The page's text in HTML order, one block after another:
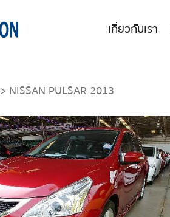
เกี่ยวกับเรา
> NISSAN PULSAR 2013